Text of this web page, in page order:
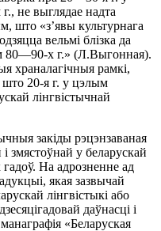
не выглядае надта
што «з’явы культурнага
вельмі блізка да
80—90-х г.» (Л.Выгонная).
храналагічныя рамкі,
што 20-я г. у цэлым
лінгвістычнай
закіды рэцэнзаваная
змястоўнай у беларускай
гадоў. На адрозненне ад
якая зазвычай
лінгвістыкі або
даўнасці і
«Беларуская